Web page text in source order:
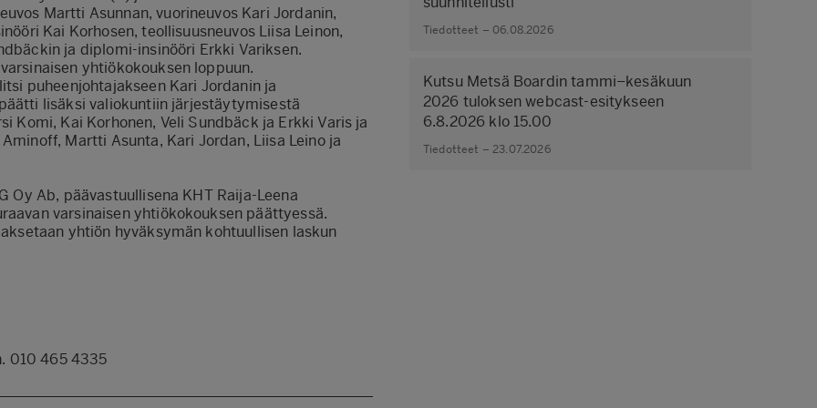
Martti Asunnan, vuorineuvos Kari Jordanin,
Kai Korhosen, teollisuusneuvos Liisa Leinon,
ja diplomi-insinööri Erkki Variksen.
yhtiökokouksen loppuun.
puheenjohtajakseen Kari Jordanin ja
lisäksi valiokuntiin järjestäytymisestä
Komi, Kai Korhonen, Veli Sundbäck ja Erkki Varis ja
Martti Asunta, Kari Jordan, Liisa Leino ja
Ab, päävastuullisena KHT Raija-Leena
varsinaisen yhtiökokouksen päättyessä.
yhtiön hyväksymän kohtuullisen laskun
010 465 4335
Tiedotteet – 06.08.2026
Kutsu Metsä Boardin tammi–kesäkuun
2026 tuloksen webcast-esitykseen
6.8.2026 klo 15.00
Tiedotteet – 23.07.2026